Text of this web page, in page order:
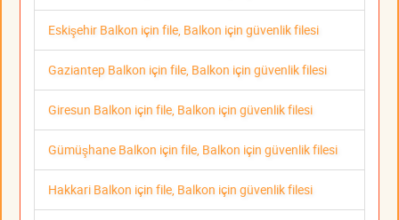
Eskişehir Balkon için file, Balkon için güvenlik filesi
Gaziantep Balkon için file, Balkon için güvenlik filesi
Giresun Balkon için file, Balkon için güvenlik filesi
Gümüşhane Balkon için file, Balkon için güvenlik filesi
Hakkari Balkon için file, Balkon için güvenlik filesi